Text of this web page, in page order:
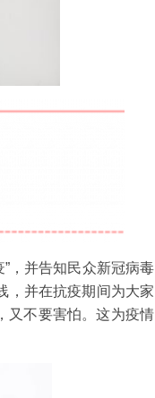
，并告知民众新冠病毒
，并在抗疫期间为大家
又不要害怕。这为疫情